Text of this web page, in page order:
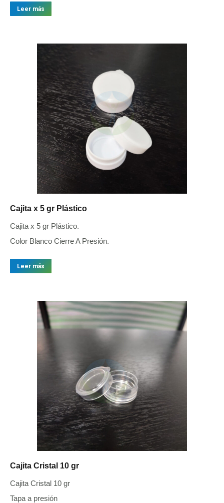
Leer más
Cajita x 5 gr Plástico
Cajita x 5 gr Plástico.
Color Blanco Cierre A Presión.
Leer más
Cajita Cristal 10 gr
Cajita Cristal 10 gr
Tapa a presión